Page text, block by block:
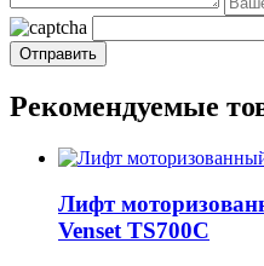
Рекомендуемые
Лифт
Venset TS700С